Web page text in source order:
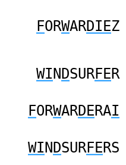
FORWARDIEZ
WI N DSURFER
FORWARDERAI
WI N DSURFERS